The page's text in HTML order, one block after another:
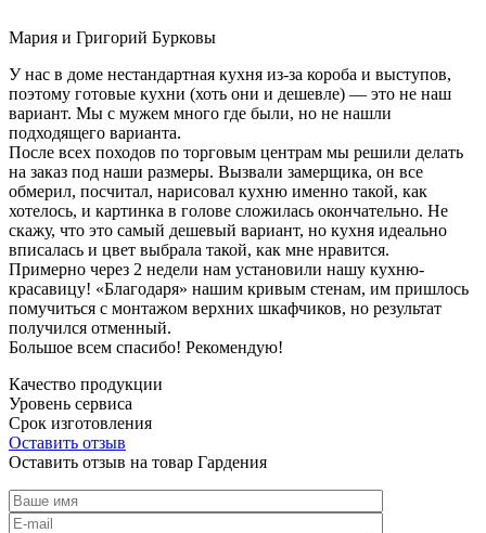
Мария и Григорий Бурковы
У нас в доме нестандартная кухня из-за короба и выступов,
поэтому готовые кухни (хоть они и дешевле) — это не наш
вариант. Мы с мужем много где были, но не нашли
подходящего варианта.
После всех походов по торговым центрам мы решили делать
на заказ под наши размеры. Вызвали замерщика, он все
обмерил, посчитал, нарисовал кухню именно такой, как
хотелось, и картинка в голове сложилась окончательно. Не
скажу, что это самый дешевый вариант, но кухня идеально
вписалась и цвет выбрала такой, как мне нравится.
Примерно через 2 недели нам установили нашу кухню-
красавицу! «Благодаря» нашим кривым стенам, им пришлось
помучиться с монтажом верхних шкафчиков, но результат
получился отменный.
Большое всем спасибо! Рекомендую!
Качество продукции
Уровень сервиса
Срок изготовления
Оставить отзыв
Оставить отзыв на товар Гардения